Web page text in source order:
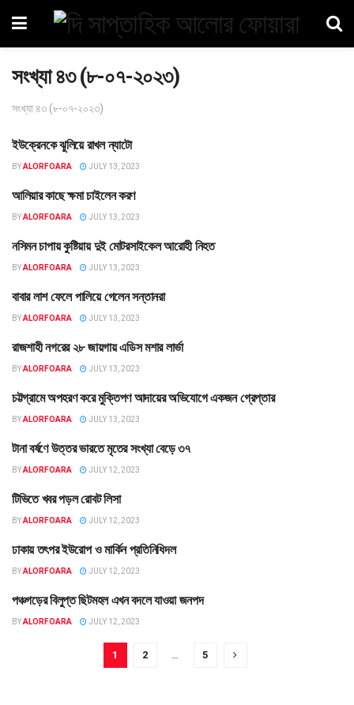
সংখ্যা ৪৩ (৮-০৭-২০২৩)
সংখ্যা ৪৩ (৮-০৭-২০২৩)
বহির্বিশ্ব
ইউক্রেনকে ঝুলিয়ে রাখল ন্যাটো
BYALORFOARA JULY 13, 2023
বিনোদন
আলিয়ার কাছে ক্ষমা চাইলেন করণ
BYALORFOARA JULY 13, 2023
বাংলাদেশ
নসিমন চাপায় কুষ্টিয়ায় দুই মোটরসাইকেল আরোহী নিহত
BYALORFOARA JULY 13, 2023
খুলনা
বাবার লাশ ফেলে পালিয়ে গেলেন সন্তানরা
BYALORFOARA JULY 13, 2023
বাংলাদেশ
রাজশাহী নগরের ২৮ জায়গায় এডিস মশার লার্ভা
BYALORFOARA JULY 13, 2023
চট্টগ্রাম
চট্টগ্রামে অপহরণ করে মুক্তিপণ আদায়ের অভিযোগে একজন গ্রেপ্তার
BYALORFOARA JULY 13, 2023
বহির্বিশ্ব
টানা বর্ষণে উত্তর ভারতে মৃতের সংখ্যা বেড়ে ৩৭
BYALORFOARA JULY 12, 2023
বহির্বিশ্ব
টিভিতে খবর পড়ল রোবট লিসা
BYALORFOARA JULY 12, 2023
তথ্য
ঢাকায় তৎপর ইউরোপ ও মার্কিন প্রতিনিধিদল
BYALORFOARA JULY 12, 2023
বাংলাদেশ
পঞ্চগড়ের বিলুপ্ত ছিটমহল এখন বদলে যাওয়া জনপদ
BYALORFOARA JULY 12, 2023
1 2 5